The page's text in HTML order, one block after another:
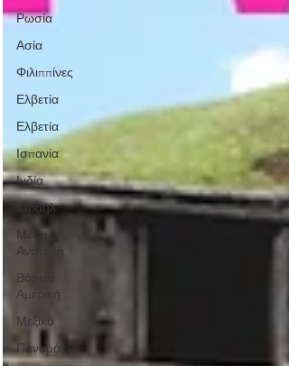
Ρωσία
Ασία
Φιλιππίνες
Ελβετία
Ελβετία
Ισπανία
Ινδία
Ισραήλ
Μέση
Ανατολή
Βόρεια
Αμερική
Μεξικό
Παναμάς